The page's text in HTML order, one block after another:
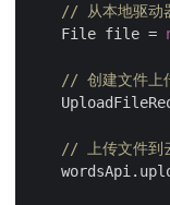
// 从本地驱动
    File file =
// 创建文件上
// 上传文件到